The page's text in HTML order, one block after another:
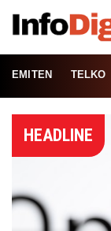
EMITEN TELKO
HEADLINE